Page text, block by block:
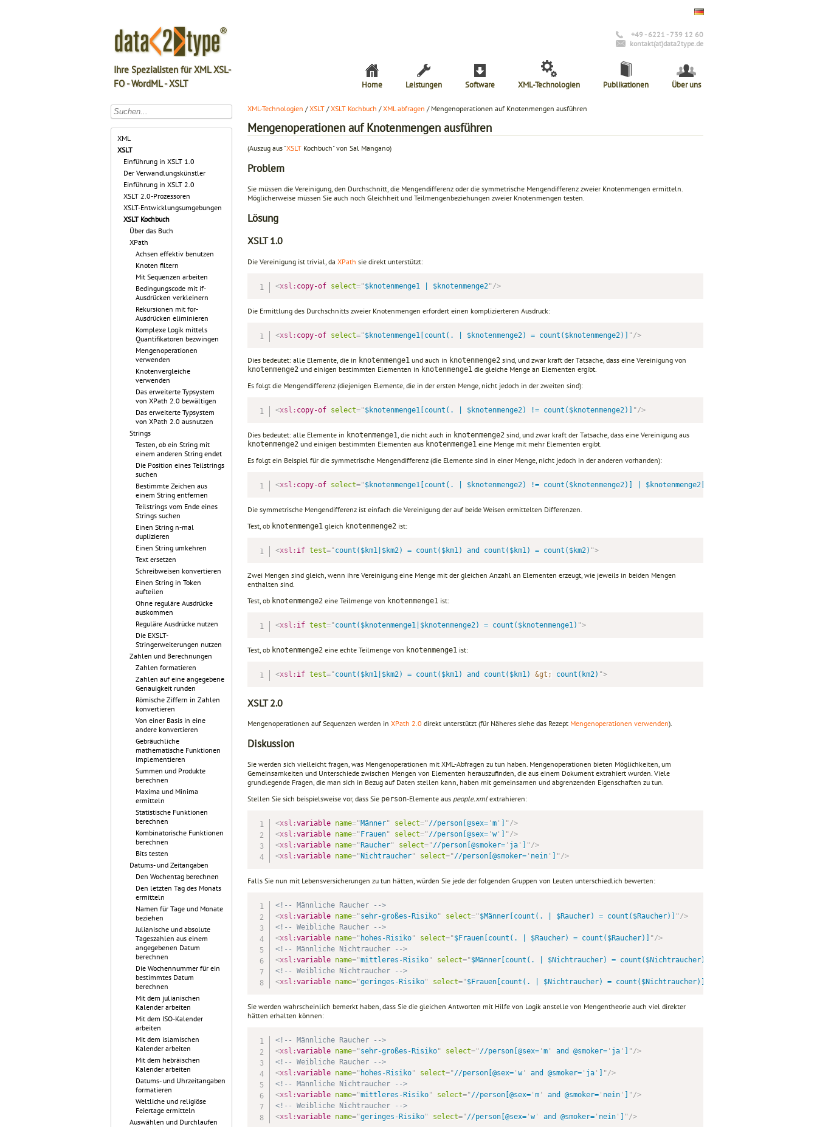
Ihre Spezialisten für XML XSL-
FO - WordML - XSLT
+49 - 6221 - 739 12 60
kontakt(at)data2type.de
Home Leistungen Software XML-Technologien Publikationen Über uns
XML
XSLT
Einführung in XSLT 1.0
Der Verwandlungskünstler
Einführung in XSLT 2.0
XSLT 2.0-Prozessoren
XSLT-Entwicklungsumgebungen
XSLT Kochbuch
Über das Buch
XPath
Achsen effektiv benutzen
Knoten filtern
Mit Sequenzen arbeiten
Bedingungscode mit if-
Ausdrücken verkleinern
Rekursionen mit for-
Ausdrücken eliminieren
Komplexe Logik mittels
Quantifikatoren bezwingen
Mengenoperationen
verwenden
Knotenvergleiche
verwenden
Das erweiterte Typsystem
von XPath 2.0 bewältigen
Das erweiterte Typsystem
von XPath 2.0 ausnutzen
Strings
Testen, ob ein String mit
einem anderen String endet
Die Position eines Teilstrings
suchen
Bestimmte Zeichen aus
einem String entfernen
Teilstrings vom Ende eines
Strings suchen
Einen String n-mal
duplizieren
Einen String umkehren
Text ersetzen
Schreibweisen konvertieren
Einen String in Token
aufteilen
Ohne reguläre Ausdrücke
auskommen
Reguläre Ausdrücke nutzen
Die EXSLT-
Stringerweiterungen nutzen
Zahlen und Berechnungen
Zahlen formatieren
Zahlen auf eine angegebene
Genauigkeit runden
Römische Ziffern in Zahlen
konvertieren
Von einer Basis in eine
andere konvertieren
Gebräuchliche
mathematische Funktionen
implementieren
Summen und Produkte
berechnen
Maxima und Minima
ermitteln
Statistische Funktionen
berechnen
Kombinatorische Funktionen
berechnen
Bits testen
Datums- und Zeitangaben
Den Wochentag berechnen
Den letzten Tag des Monats
ermitteln
Namen für Tage und Monate
beziehen
Julianische und absolute
Tageszahlen aus einem
angegebenen Datum
berechnen
Die Wochennummer für ein
bestimmtes Datum
berechnen
Mit dem julianischen
Kalender arbeiten
Mit dem ISO-Kalender
arbeiten
Mit dem islamischen
Kalender arbeiten
Mit dem hebräischen
Kalender arbeiten
Datums- und Uhrzeitangaben
formatieren
Weltliche und religiöse
Feiertage ermitteln
Auswählen und Durchlaufen
XML-Technologien /XSLT /XSLT Kochbuch /XML abfragen / Mengenoperationen auf Knotenmengen ausführen
Mengenoperationen auf Knotenmengen ausführen
(Auszug aus "XSLT Kochbuch" von Sal Mangano)
Problem
Sie müssen die Vereinigung, den Durchschnitt, die Mengendifferenz oder die symmetrische Mengendifferenz zweier Knotenmengen ermitteln.
Möglicherweise müssen Sie auch noch Gleichheit und Teilmengenbeziehungen zweier Knotenmengen testen.
Lösung
XSLT 1.0
Die Vereinigung ist trivial, da XPath sie direkt unterstützt:
<xsl: copy-of select="$knotenmenge1 | $knotenmenge2"/>
Die Ermittlung des Durchschnitts zweier Knotenmengen erfordert einen komplizierteren Ausdruck:
<xsl: copy-of select="$knotenmenge1[count(. | $knotenmenge2) = count($knotenmenge2)] "/>
Dies bedeutet: alle Elemente, die in knotenmenge1 und auch in knotenmenge2 sind, und zwar kraft der Tatsache, dass eine Vereinigung von
knotenmenge2 und einigen bestimmten Elementen in knotenmenge1 die gleiche Menge an Elementen ergibt.
Es folgt die Mengendifferenz (diejenigen Elemente, die in der ersten Menge, nicht jedoch in der zweiten sind):
<xsl: copy-of select="$knotenmenge1[count(. | $knotenmenge2) != count($knotenmenge2)] "/>
Dies bedeutet: alle Elemente in knotenmenge1 , die nicht auch in knotenmenge2 sind, und zwar kraft der Tatsache, dass eine Vereinigung aus
knotenmenge2 und einigen bestimmten Elementen aus knotenmenge1 eine Menge mit mehr Elementen ergibt.
Es folgt ein Beispiel für die symmetrische Mengendifferenz (die Elemente sind in einer Menge, nicht jedoch in der anderen vorhanden):
<xsl: copy-of select="$knotenmenge1[count(. | $knotenmenge2) != count($knotenmenge2)] | $knotenmenge2[count(. | $knotenmenge1)
Die symmetrische Mengendifferenz ist einfach die Vereinigung der auf beide Weisen ermittelten Differenzen.
Test, ob knotenmenge1 gleich knotenmenge2 ist:
<xsl: if test="count($km1|$km2) = count($km1) and count($km1) = count($km2) ">
Zwei Mengen sind gleich, wenn ihre Vereinigung eine Menge mit der gleichen Anzahl an Elementen erzeugt, wie jeweils in beiden Mengen
enthalten sind.
Test, ob knotenmenge2 eine Teilmenge von knotenmenge1 ist:
<xsl: if test="count($knotenmenge1|$knotenmenge2) = count($knotenmenge1) ">
Test, ob knotenmenge2 eine echte Teilmenge von knotenmenge1 ist:
<xsl: if test="count($km1|$km2) = count($km1) and count($km1) &gt; count(km2) ">
XSLT 2.0
Mengenoperationen auf Sequenzen werden in XPath 2.0 direkt unterstützt (für Näheres siehe das Rezept Mengenoperationen verwenden).
Diskussion
Sie werden sich vielleicht fragen, was Mengenoperationen mit XML-Abfragen zu tun haben. Mengenoperationen bieten Möglichkeiten, um
Gemeinsamkeiten und Unterschiede zwischen Mengen von Elementen herauszufinden, die aus einem Dokument extrahiert wurden. Viele
grundlegende Fragen, die man sich in Bezug auf Daten stellen kann, haben mit gemeinsamen und abgrenzenden Eigenschaften zu tun.
Stellen Sie sich beispielsweise vor, dass Sie person-Elemente aus people.xml extrahieren:
<xsl:variable name="Männer" select="//person[@sex=' m' ] "/>
<xsl:variable name="Frauen" select="//person[@sex=' w' ] "/>
<xsl:variable name="Raucher" select="//person[@smoker=' ja' ] "/>
<xsl:variable name="Nichtraucher" select="//person[@smoker=' nein' ] "/>
Falls Sie nun mit Lebensversicherungen zu tun hätten, würden Sie jede der folgenden Gruppen von Leuten unterschiedlich bewerten:
<!-- Männliche Raucher -->
<xsl:variable name="sehr-großes-Risiko" select="$Männer[count(. | $Raucher) = count($Raucher)] "/>
<!-- Weibliche Raucher -->
<xsl:variable name=" hohes-Risiko" select="$Frauen[count(. | $Raucher) = count($Raucher)] "/>
<!-- Männliche Nichtraucher -->
<xsl:variable name="mittleres-Risiko" select="$Männer[count(. | $Nichtraucher) = count($Nichtraucher)]
<!-- Weibliche Nichtraucher -->
<xsl:variable name="geringes-Risiko" select="$Frauen[count(. | $Nichtraucher) = count($Nichtraucher)]
Sie werden wahrscheinlich bemerkt haben, dass Sie die gleichen Antworten mit Hilfe von Logik anstelle von Mengentheorie auch viel direkter
hätten erhalten können:
<!-- Männliche Raucher -->
<xsl:variable name="sehr-großes-Risiko" select="//person[@sex=' m' and @smoker=' ja' ] "/>
<!-- Weibliche Raucher -->
<xsl:variable name=" hohes-Risiko" select="//person[@sex=' w' and @smoker=' ja' ] "/>
<!-- Männliche Nichtraucher -->
<xsl:variable name="mittleres-Risiko" select="//person[@sex=' m' and @smoker=' nein' ] "/>
<!-- Weibliche Nichtraucher -->
<xsl:variable name="geringes-Risiko" select="//person[@sex=' w' and @smoker=' nein' ] "/>